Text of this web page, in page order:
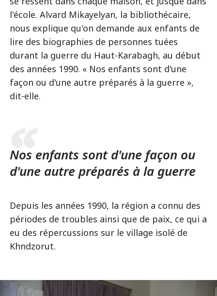
l'école. Alvard Mikayelyan, la bibliothécaire,
nous explique qu'on demande aux enfants de
lire des biographies de personnes tuées
durant la guerre du Haut-Karabagh, au début
des années 1990. « Nos enfants sont d'une
façon ou d'une autre préparés à la guerre »,
dit-elle.
Nos enfants sont d'une façon ou
d'une autre préparés à la guerre
Depuis les années 1990, la région a connu des
périodes de troubles ainsi que de paix, ce qui a
eu des répercussions sur le village isolé de
Khndzorut.